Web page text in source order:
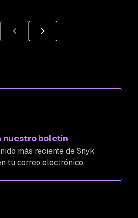
nuestro boletín
más reciente de Snyk
tu correo electrónico.